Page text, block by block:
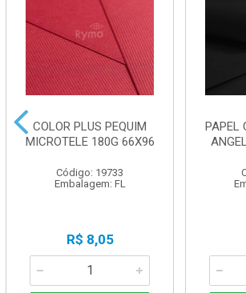
COLOR PLUS PEQUIM
MICROTELE 180G 66X96
Código: 19733
Embalagem: FL
R$ 8,05
PAPEL